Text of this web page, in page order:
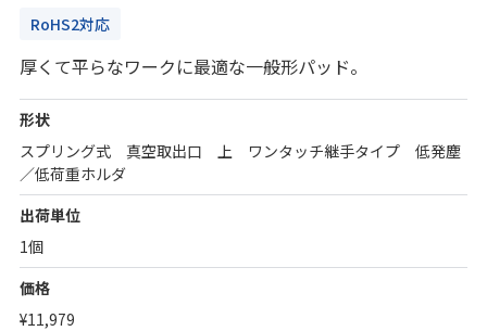
RoHS2対応
厚くて平らなワークに最適な一般形パッド。
形状
スプリング式 真空取出口 上 ワンタッチ継手タイプ 低発塵
／低荷重ホルダ
出荷単位
1個
価格
¥11,979